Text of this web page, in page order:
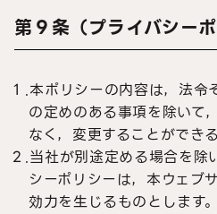
第９条（プライバシー
１.本ポリシーの内容は，法令
の定めのある事項を除いて
なく，変更することができ
２.当社が別途定める場合を除
シーポリシーは，本ウェブ
効力を生じるものとします。